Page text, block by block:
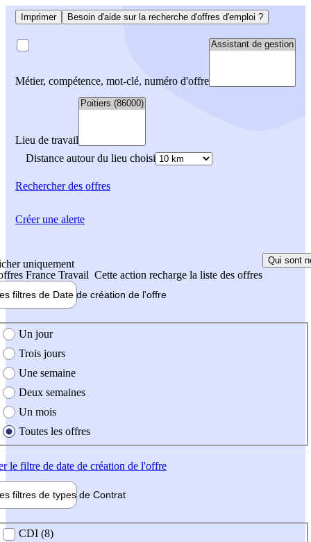
Imprimer Besoin d'aide sur la recherche d'offres d'emploi ?
Métier, compétence, mot-clé, numéro d'offre
Lieu de travail
Distance autour du lieu choisi
Rechercherdes offres
uniquement
France Travail Cette action recharge la liste des offres
Qui sont
filtres de Date de création de l'offre
création de l'offre
Un jour
Trois jours
Une semaine
Deux semaines
Un mois
Toutes les offres
le filtre de date de création de l'offre
filtres de types de Contrat
contrat
CDI (8)
Créer une alerte